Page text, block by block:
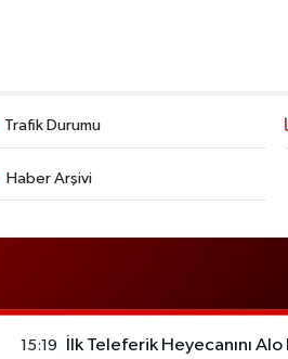
Trafik Durumu
Haber Arşivi
15:19 İlk Teleferik Heyecanını Alo